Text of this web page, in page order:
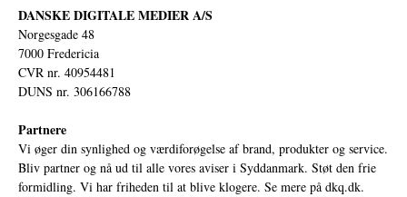
DANSKE DIGITALE MEDIER A/S
Norgesgade 48
7000 Fredericia
CVR nr. 40954481
DUNS nr. 306166788
Partnere
Vi øger din synlighed og værdiforøgelse af brand, produkter og service.
Bliv partner og nå ud til alle vores aviser i Syddanmark. Støt den frie
formidling. Vi har friheden til at blive klogere. Se mere på dkq.dk.